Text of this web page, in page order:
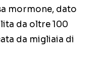
mormone, dato
da oltre 100
da migliaia di